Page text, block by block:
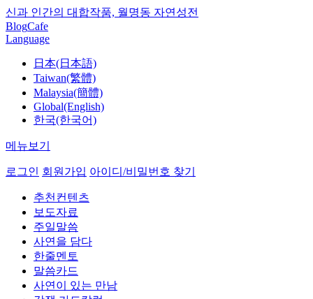
신과 인간의 대합작품, 월명동 자연성전
BlogCafe
Language
日本(日本語)
Taiwan(繁體)
Malaysia(簡體)
Global(English)
한국(한국어)
메뉴보기
로그인 회원가입 아이디/비밀번호 찾기
추천컨텐츠
보도자료
주일말씀
사연을 담다
한줄멘토
말씀카드
사연이 있는 만남